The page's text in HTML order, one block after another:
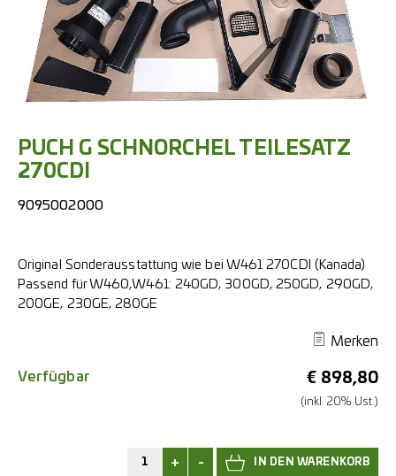
PUCH G SCHNORCHEL TEILESATZ
270CDI
9095002000
Original Sonderausstattung wie bei W461 270CDI (Kanada)
Passend für W460,W461: 240GD, 300GD, 250GD, 290GD,
200GE, 230GE, 280GE
Merken
€ 898,80
(inkl. 20% Ust.)
Verfügbar
+ -